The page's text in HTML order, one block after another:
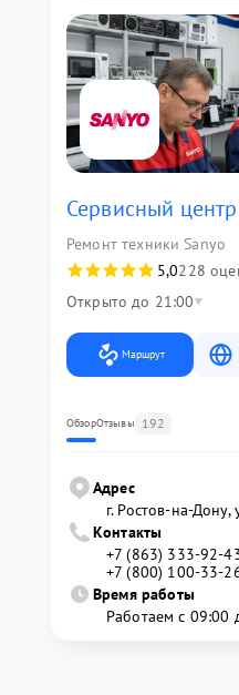
Сервисный
Ремонт техники Sanyo
5,0228
Открыто до 21:00
Маршрут
ОбзорОтзывы 192
Адрес
г. Ростов-на-
Контакты
+7 (863) 333-92-
+7 (800) 100-33-
Время работы
Работаем с 09:00